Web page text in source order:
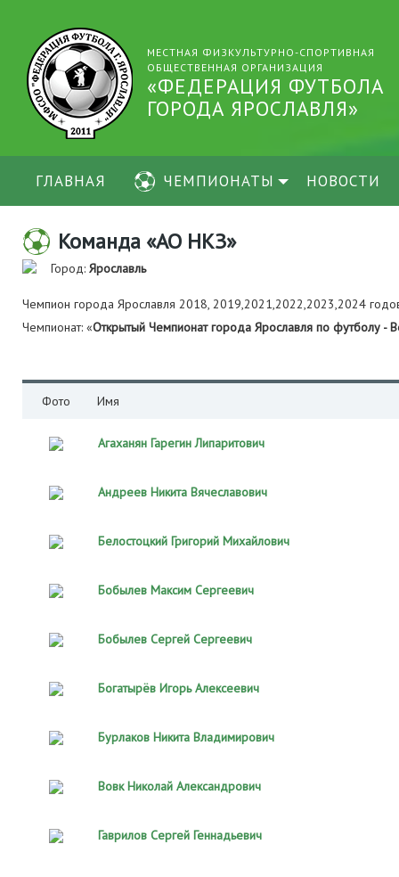
МЕСТНАЯ ФИЗКУЛЬТУРНО-СПОРТИВНАЯ
ОБЩЕСТВЕННАЯ ОРГАНИЗАЦИЯ
«ФЕДЕРАЦИЯ ФУТБОЛА
ГОРОДА ЯРОСЛАВЛЯ»
ГЛАВНАЯ ЧЕМПИОНАТЫ НОВОСТИ
Команда «АО НКЗ»
Город: Ярославль
Чемпион города Ярославля 2018, 2019,2021,2022,2023,2024
Чемпионат: «Открытый Чемпионат города Ярославля по футболу -
Фото Имя
Агаханян Гарегин Липаритович
Андреев Никита Вячеславович
Белостоцкий Григорий Михайлович
Бобылев Максим Сергеевич
Бобылев Сергей Сергеевич
Богатырёв Игорь Алексеевич
Бурлаков Никита Владимирович
Вовк Николай Александрович
Гаврилов Сергей Геннадьевич